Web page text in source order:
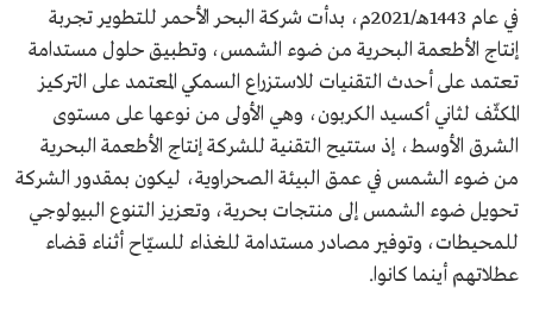
في عام 1443هـ/2021م، بدأت شركة البحر الأحمر للتطوير تجربة
إنتاج الأطعمة البحرية من ضوء الشمس، وتطبيق حلول مستدامة
تعتمد على أحدث التقنيات للاستزراع السمكي المعتمد على التركيز
المكثّف لثاني أكسيد الكربون، وهي الأولى من نوعها على مستوى
الشرق الأوسط، إذ ستتيح التقنية للشركة إنتاج الأطعمة البحرية
من ضوء الشمس في عمق البيئة الصحراوية، ليكون بمقدور الشركة
تحويل ضوء الشمس إلى منتجات بحرية، وتعزيز التنوع البيولوجي
للمحيطات، وتوفير مصادر مستدامة للغذاء للسيّاح أثناء قضاء
عطلاتهم أينما كانوا.